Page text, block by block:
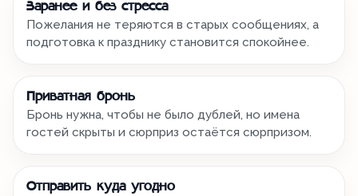
Заранее и без стресса
Пожелания не теряются в старых сообщениях, а
подготовка к празднику становится спокойнее.
Приватная бронь
Бронь нужна, чтобы не было дублей, но имена
гостей скрыты и сюрприз остаётся сюрпризом.
Отправить куда угодно